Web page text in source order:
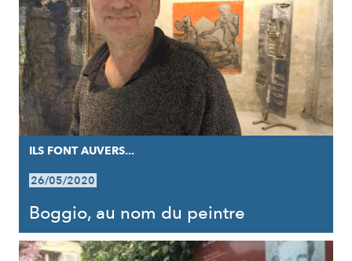
ILS FONT AUVERS...
26/05/2020
Boggio, au nom du peintre